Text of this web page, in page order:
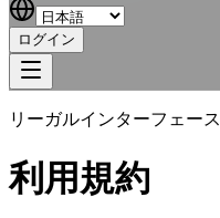
ログイン
リーガルインターフェース
利用規約